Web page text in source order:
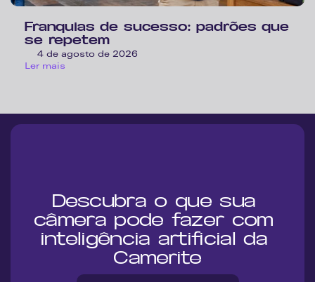
Franquias de sucesso: padrões que
se repetem
4 de agosto de 2026
Ler mais
Descubra o que sua
câmera pode fazer com
inteligência artificial da
Camerite